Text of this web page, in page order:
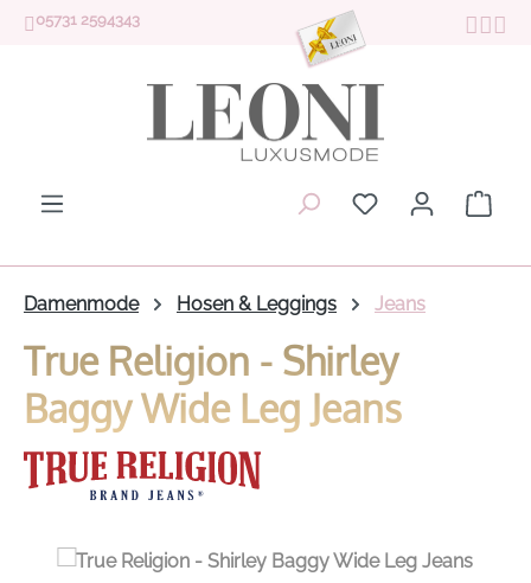
Zum Hauptinhalt springen
05731 2594343
Du hast 0
Damenmode Hosen & Leggings Jeans
True Religion - Shirley
Baggy Wide Leg Jeans